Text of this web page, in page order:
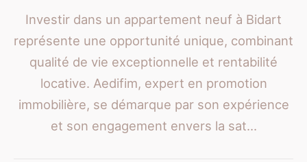
Investir dans un appartement neuf à Bidart
représente une opportunité unique, combinant
qualité de vie exceptionnelle et rentabilité
locative. Aedifim, expert en promotion
immobilière, se démarque par son expérience
et son engagement envers la sat...